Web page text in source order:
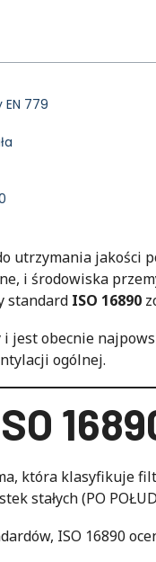
779
utrzymania jakości
i środowiska
standard ISO 16890
jest obecnie
ogólnej.
która klasyfikuje
stałych (PO
ISO 16890